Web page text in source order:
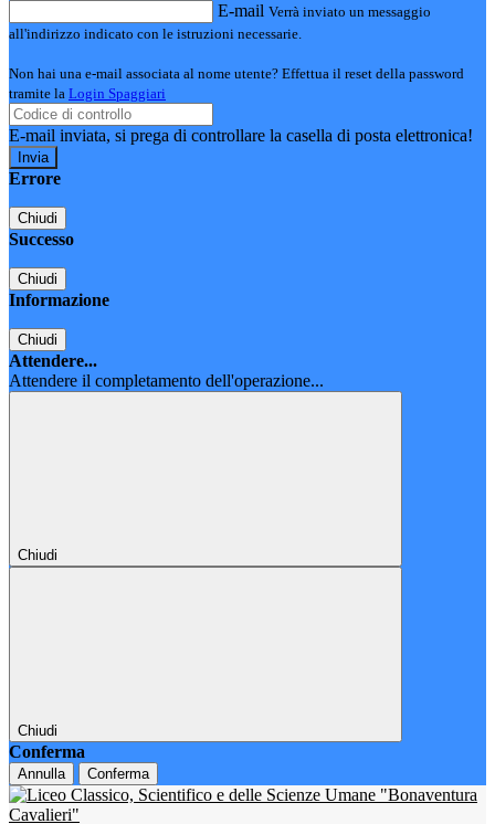
E-mail Verrà inviato un messaggio
all'indirizzo indicato con le istruzioni necessarie.
Non hai una e-mail associata al nome utente? Effettua il reset della password
tramite la Login Spaggiari
E-mail inviata, si prega di controllare la casella di posta elettronica!
Errore
Chiudi
Successo
Chiudi
Informazione
Chiudi
Attendere...
Attendere il completamento dell'operazione...
Chiudi
Chiudi
Conferma
Annulla Conferma